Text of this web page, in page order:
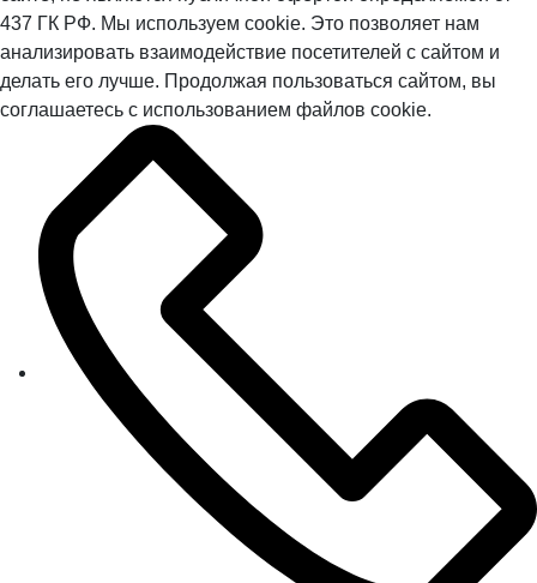
437 ГК РФ. Мы используем cookie. Это позволяет нам
анализировать взаимодействие посетителей с сайтом и
делать его лучше. Продолжая пользоваться сайтом, вы
соглашаетесь с использованием файлов cookie.